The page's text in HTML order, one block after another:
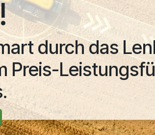
durch das
Preis-